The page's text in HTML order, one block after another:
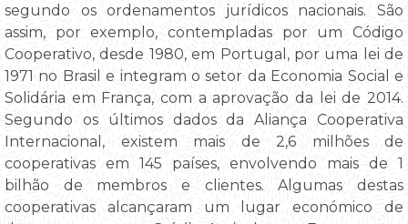
segundo os ordenamentos jurídicos nacionais. São
assim, por exemplo, contempladas por um Código
Cooperativo, desde 1980, em Portugal, por uma lei de
1971 no Brasil e integram o setor da Economia Social e
Solidária em França, com a aprovação da lei de 2014.
Segundo os últimos dados da Aliança Cooperativa
Internacional, existem mais de 2,6 milhões de
cooperativas em 145 países, envolvendo mais de 1
bilhão de membros e clientes. Algumas destas
cooperativas alcançaram um lugar económico de